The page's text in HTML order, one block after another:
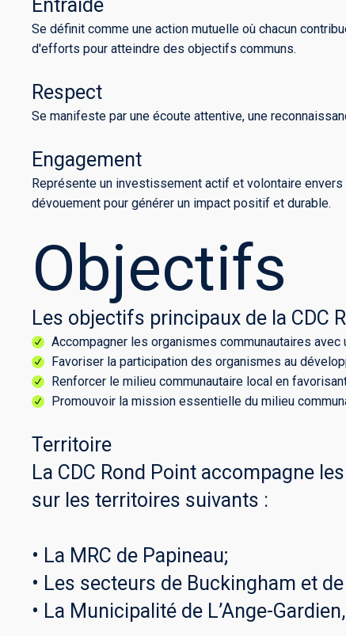
Entraide
Se définit comme une action mutuelle où chacun
d'efforts pour atteindre des objectifs communs.
Respect
Se manifeste par une écoute attentive, une
Engagement
Représente un investissement actif et volontaire
dévouement pour générer un impact positif et durable.
Objectifs
Les objectifs principaux de la CDC
Accompagner les organismes communautaires
Favoriser la participation des organismes au
Renforcer le milieu communautaire local en
Promouvoir la mission essentielle du milieu
Territoire
La CDC Rond Point accompagne
sur les territoires suivants :
• La MRC de Papineau;
• Les secteurs de Buckingham et
• La Municipalité de L’Ange-